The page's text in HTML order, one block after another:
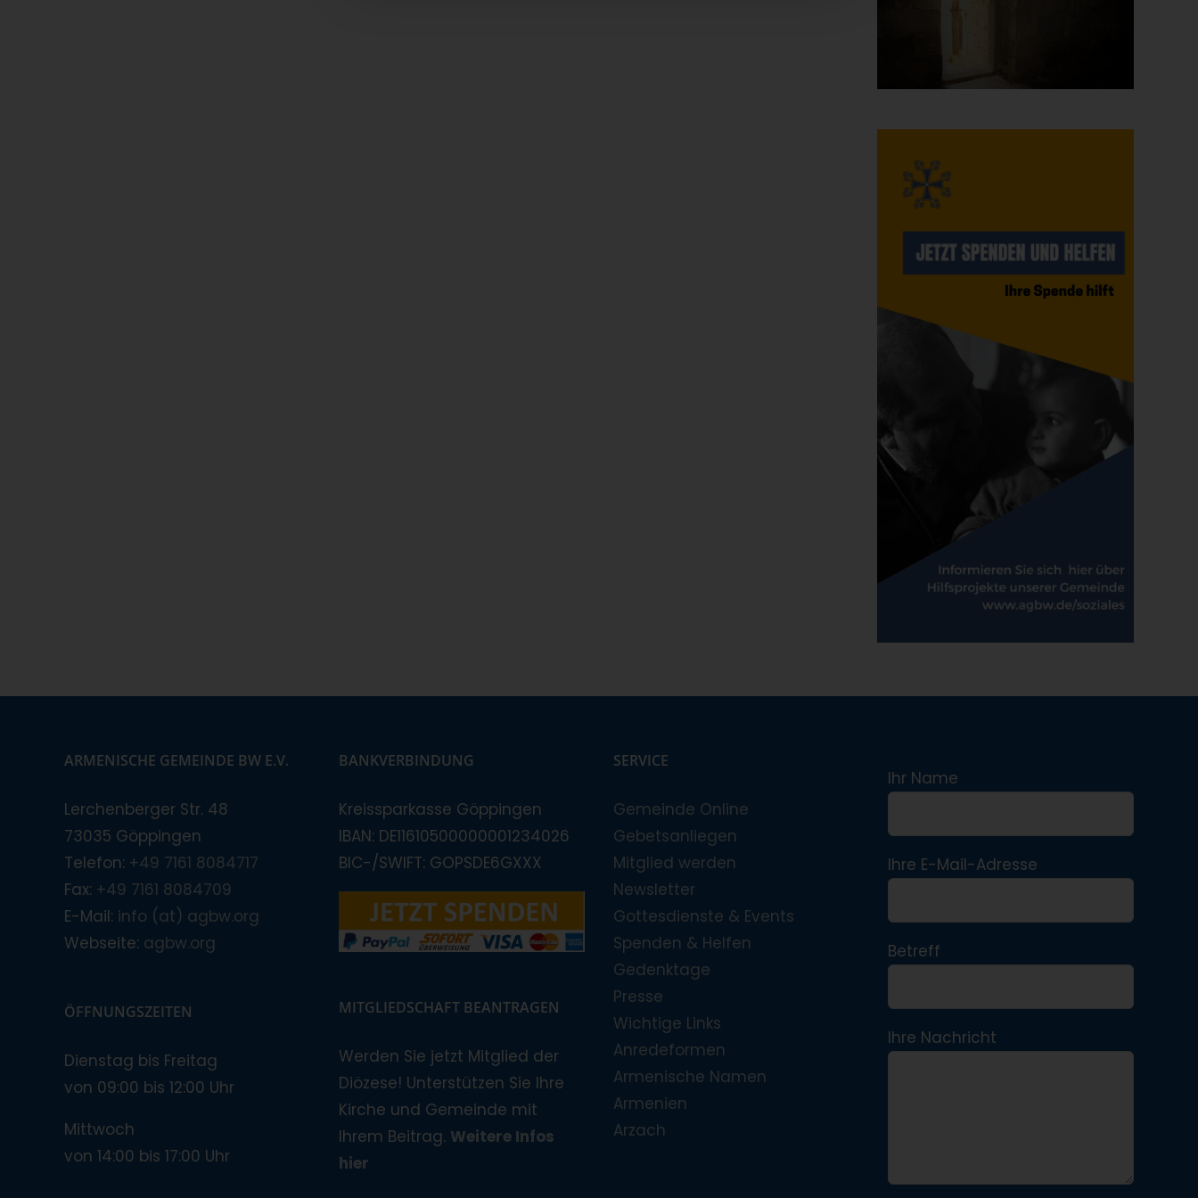
ARMENISCHE GEMEINDE BW E.V.
Lerchenberger Str. 48
73035 Göppingen
Telefon: +49 7161 8084717
Fax: +49 7161 8084709
E-Mail: info (at) agbw.org
Webseite: agbw.org
ÖFFNUNGSZEITEN
Dienstag bis Freitag
von 09:00 bis 12:00 Uhr
Mittwoch
von 14:00 bis 17:00 Uhr
BANKVERBINDUNG
Kreissparkasse Göppingen
IBAN: DE11610500000001234026
BIC-/SWIFT: GOPSDE6GXXX
MITGLIEDSCHAFT BEANTRAGEN
Werden Sie jetzt Mitglied der
Diözese! Unterstützen Sie Ihre
Kirche und Gemeinde mit
Ihrem Beitrag. Weitere Infos
hier
SERVICE
Gemeinde Online
Gebetsanliegen
Mitglied werden
Newsletter
Gottesdienste & Events
Spenden & Helfen
Gedenktage
Presse
Wichtige Links
Anredeformen
Armenische Namen
Armenien
Arzach
Ihr Name
Ihre E-Mail-Adresse
Betreff
Ihre Nachricht